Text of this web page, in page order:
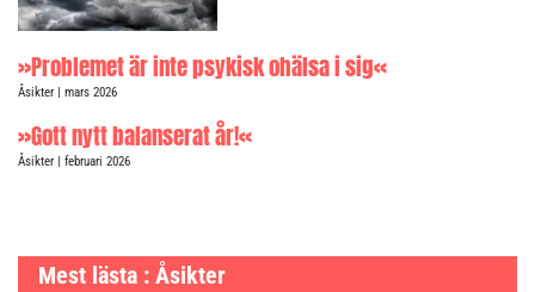
»Problemet är inte psykisk ohälsa i sig«
Åsikter | mars 2026
»Gott nytt balanserat år!«
Åsikter | februari 2026
Mest lästa : Åsikter